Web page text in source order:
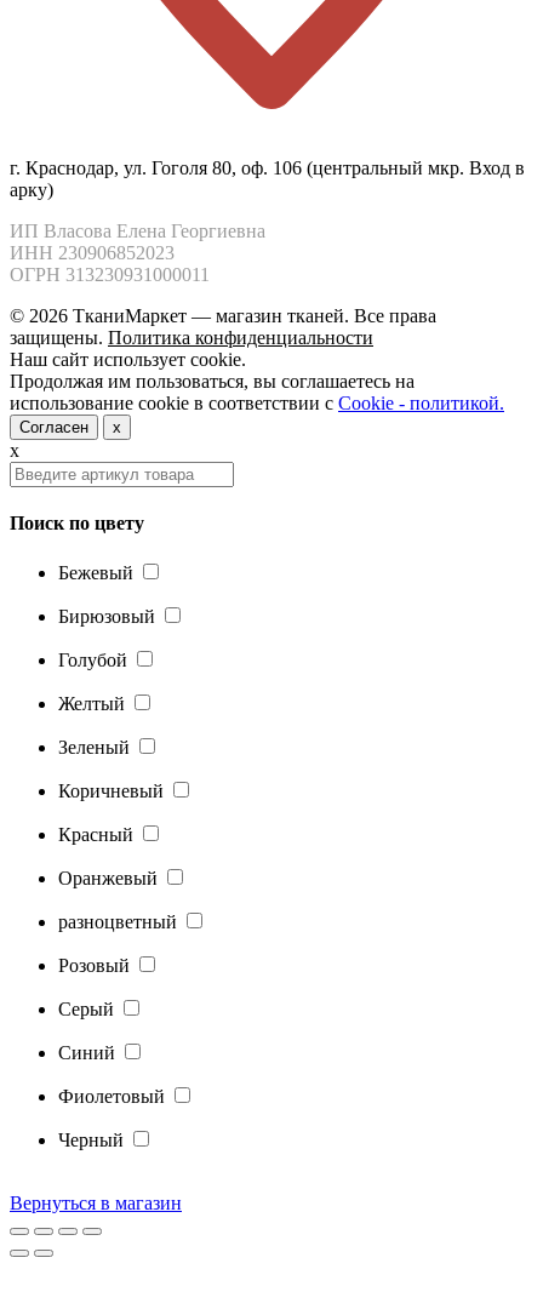
г. Краснодар, ул. Гоголя 80, оф. 106 (центральный мкр. Вход в
арку)
ИП Власова Елена Георгиевна
ИНН 230906852023
ОГРН 313230931000011
© 2026 ТканиМаркет — магазин тканей. Все права
защищены. Политика конфиденциальности
Наш сайт использует cookie.
Продолжая им пользоваться, вы соглашаетесь на
использование cookie в соответствии с Cookie - политикой.
Согласен x
x
Поиск по цвету
Бежевый
Бирюзовый
Голубой
Желтый
Зеленый
Коричневый
Красный
Оранжевый
разноцветный
Розовый
Серый
Синий
Фиолетовый
Черный
Вернуться в магазин